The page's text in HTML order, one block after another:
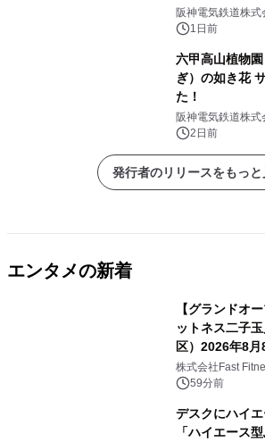
5日（木）、12
阪神電気鉄道株式
1日前
六甲高山植物
ぎ）の如き花
た！
阪神電気鉄道株式
2日前
発行者のリリースをもっと
エンタメの新着
【グランドオ
ットネス二子
区）2026年8
中無休のフィッ
株式会社Fast
59分前
デスクにハイエ
「ハイエース